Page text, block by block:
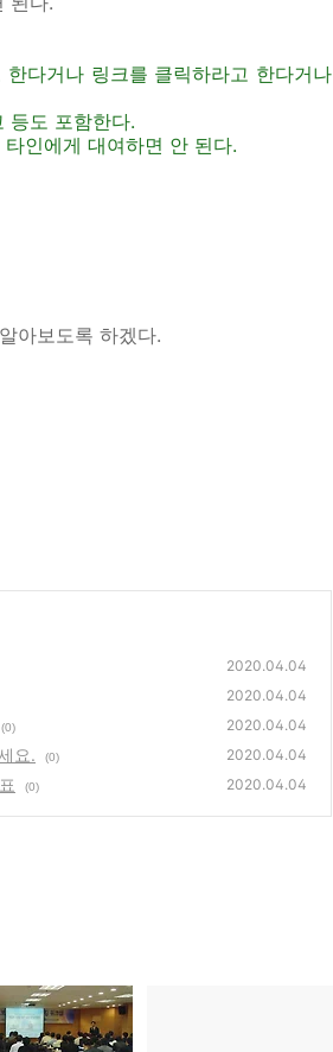
다거나 링크를 클릭하라고 한다거나
등도 포함한다.
인에게 대여하면 안 된다.
아보도록 하겠다.
2020.04.04
2020.04.04
(0) 2020.04.04
요. (0) 2020.04.04
(0) 2020.04.04